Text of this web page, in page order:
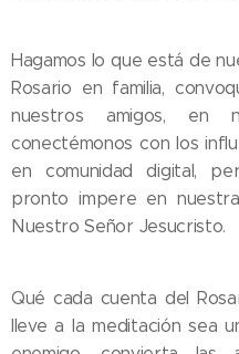
Hagamos lo que está de
Rosario en familia,
nuestros amigos, en
conectémonos con los
en comunidad digital,
pronto impere en
Nuestro Señor Jesucristo.
Qué cada cuenta del
lleve a la meditación sea